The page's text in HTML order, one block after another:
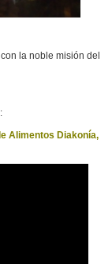
la noble misión del
Alimentos Diakonía,